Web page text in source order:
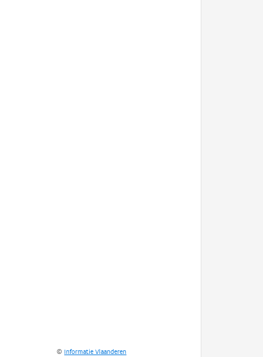
©Informatie Vlaanderen